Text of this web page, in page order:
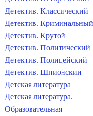
Детектив. Классический
Детектив. Криминальный
Детектив. Крутой
Детектив. Политический
Детектив. Полицейский
Детектив. Шпионский
Детская литература
Детская литература.
Образовательная